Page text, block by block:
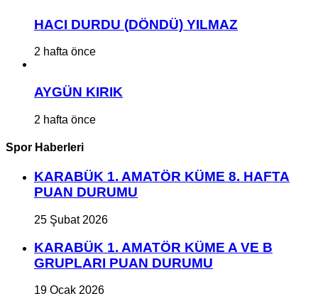
HACI DURDU (DÖNDÜ) YILMAZ
2 hafta önce
AYGÜN KIRIK
2 hafta önce
Spor Haberleri
KARABÜK 1. AMATÖR KÜME 8. HAFTA
PUAN DURUMU
25 Şubat 2026
KARABÜK 1. AMATÖR KÜME A VE B
GRUPLARI PUAN DURUMU
19 Ocak 2026